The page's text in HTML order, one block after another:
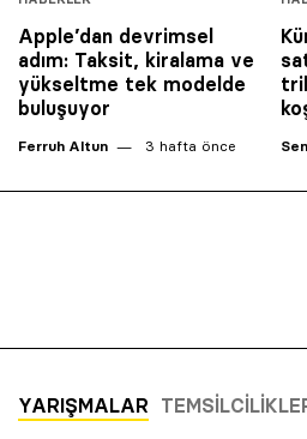
Apple’dan devrimsel
adım: Taksit, kiralama ve
yükseltme tek modelde
buluşuyor
Ferruh Altun 3 hafta önce
YARIŞMALAR